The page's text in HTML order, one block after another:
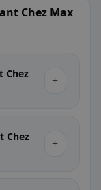
Chez Max
Chez
+
Chez
+